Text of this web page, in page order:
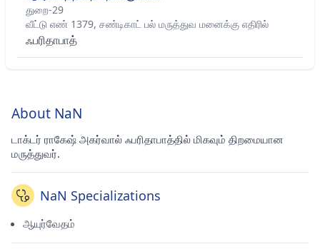
துறை-29
வீட்டு எண் 1379, சண்டிகாட் பல் மருத்துவ மனைக்கு எதிரில்
ஃபரிதாபாத்
About NaN
டாக்டர் ராகேஷ் அகர்வால் ஃபரிதாபாத்தில் மிகவும் திறமையான
மருத்துவர்.
NaN Specializations
ஆயுர்வேதம்